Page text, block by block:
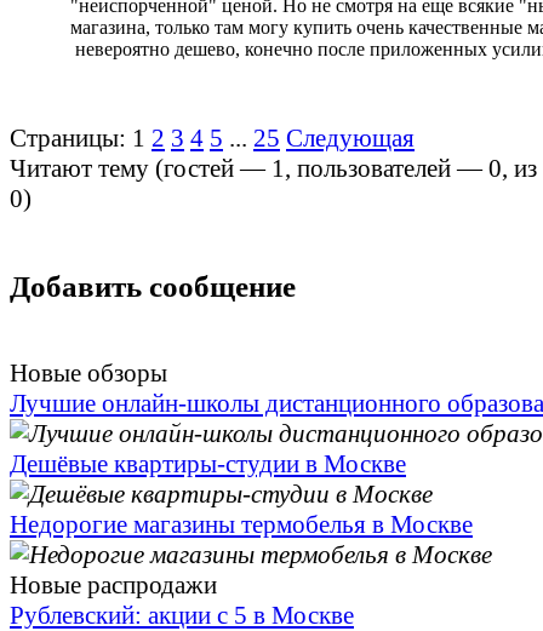
"неиспорченной" ценой. Но не смотря на еще всякие
магазина, только там могу купить очень качественные
невероятно дешево, конечно после приложенных
Страницы: 1 2 3 4 5 ... 25 Следующая
Читают тему (гостей — 1, пользователей —0,
0)
Добавить сообщение
Новые обзоры
Лучшие онлайн-школы дистанционного
Дешёвые квартиры-студии в Москве
Недорогие магазины термобелья в Москве
Новые распродажи
Рублевский: акции с 5 в Москве